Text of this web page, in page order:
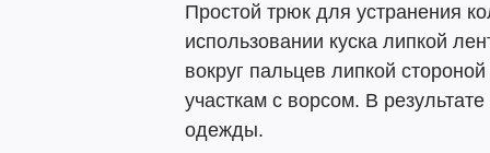
Простой трюк для устранения
использовании куска липкой
вокруг пальцев липкой
участкам с ворсом. В
одежды.